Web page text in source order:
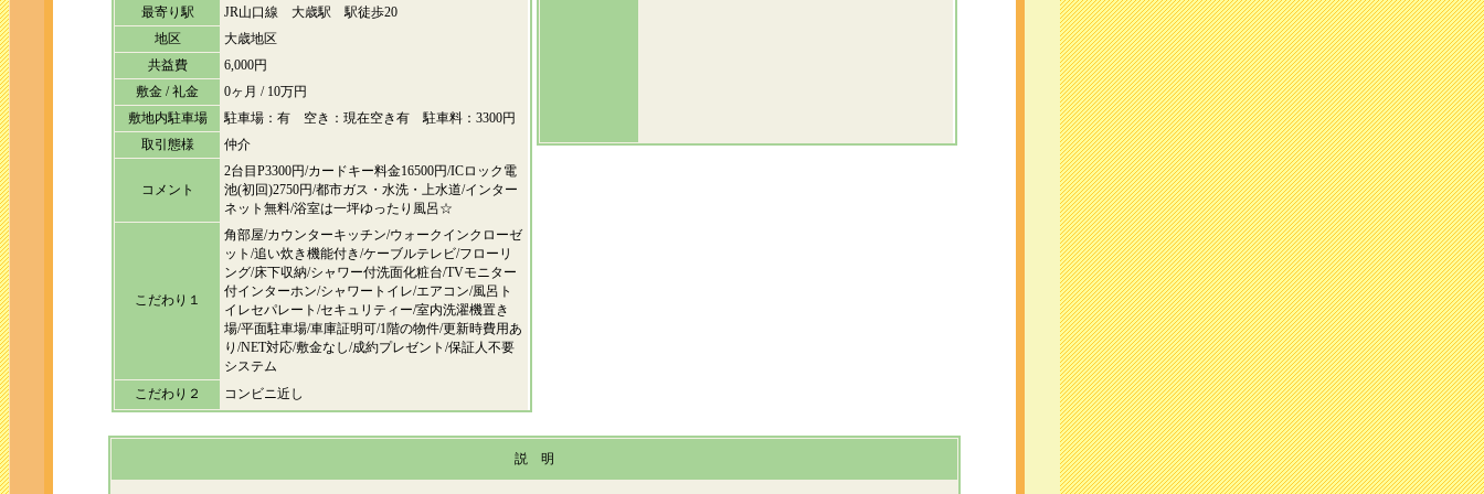
最寄り駅
JR山口線 大歳駅 駅徒歩20
地区
大歳地区
共益費
6,000円
敷金 / 礼金
0ヶ月 / 10万円
敷地内駐車場
駐車場：有 空き：現在空き有 駐車料：3300円
取引態様
仲介
コメント
2台目P3300円/カードキー料金16500円/ICロック電
池(初回)2750円/都市ガス・水洗・上水道/インター
ネット無料/浴室は一坪ゆったり風呂☆
こだわり１
角部屋/カウンターキッチン/ウォークインクローゼ
ット/追い炊き機能付き/ケーブルテレビ/フローリ
ング/床下収納/シャワー付洗面化粧台/TVモニター
付インターホン/シャワートイレ/エアコン/風呂ト
イレセパレート/セキュリティー/室内洗濯機置き
場/平面駐車場/車庫証明可/1階の物件/更新時費用あ
り/NET対応/敷金なし/成約プレゼント/保証人不要
システム
こだわり２
コンビニ近し
説 明